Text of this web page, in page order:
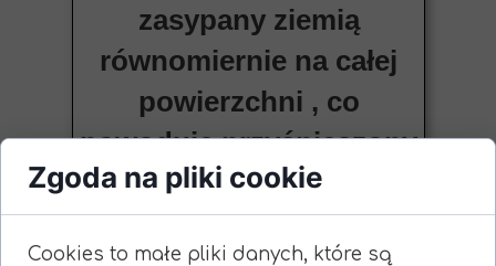
zasypany ziemią
równomiernie na całej
powierzchni , co
powoduje przyśpieszony
proces gnilny i pieńki
drzew rozkładają się
Zgoda na pliki cookie
Cookies to małe pliki danych, które są